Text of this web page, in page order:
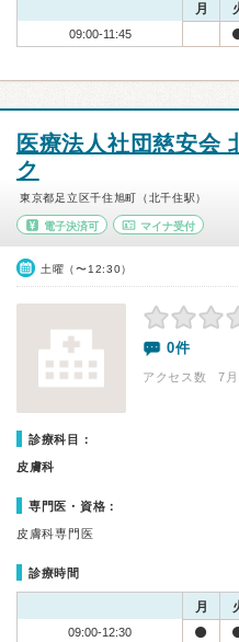
月
09:00-11:45
医療法人社団慈安会
ク
東京都足立区千住旭町（北千住駅）
電子決済可 マイナ受付
土曜（〜12:30）
0件
アクセス数 7月:
診療科目：
皮膚科
専門医・資格：
皮膚科専門医
診療時間
月
09:00-12:30